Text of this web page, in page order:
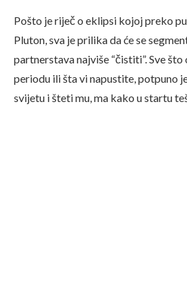
Pošto je riječ o eklipsi kojoj preko
Pluton, sva je prilika da će se
partnerstava najviše “čistiti”. Sve što
periodu ili šta vi napustite, potpuno
svijetu i šteti mu, ma kako u startu